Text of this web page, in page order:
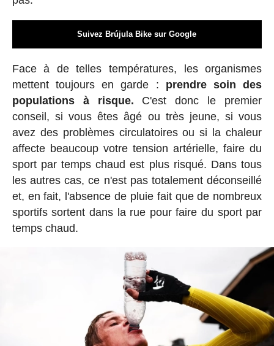
Suivez Brújula Bike sur Google
Face à de telles températures, les organismes
mettent toujours en garde : prendre soin des
populations à risque. C'est donc le premier
conseil, si vous êtes âgé ou très jeune, si vous
avez des problèmes circulatoires ou si la chaleur
affecte beaucoup votre tension artérielle, faire du
sport par temps chaud est plus risqué. Dans tous
les autres cas, ce n'est pas totalement déconseillé
et, en fait, l'absence de pluie fait que de nombreux
sportifs sortent dans la rue pour faire du sport par
temps chaud.